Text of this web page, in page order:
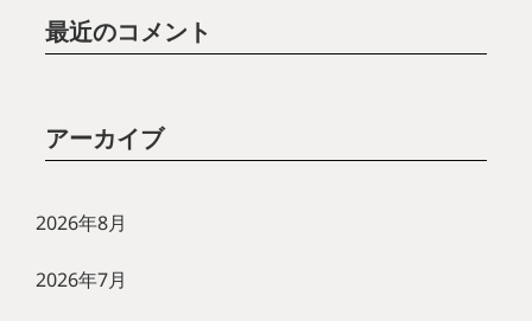
最近のコメント
アーカイブ
2026年8月
2026年7月